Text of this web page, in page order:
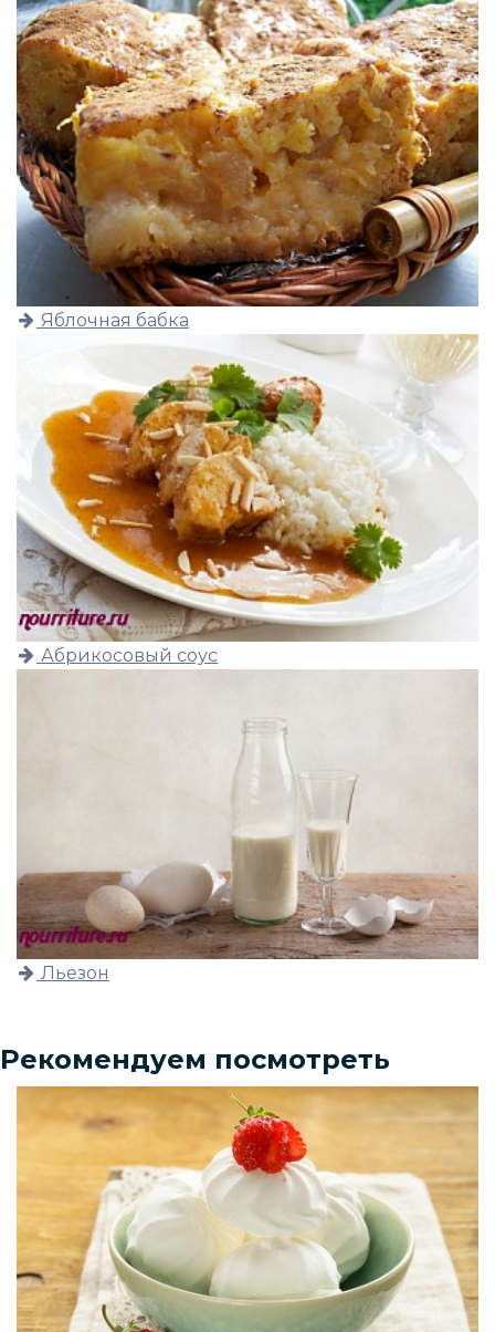
Яблочная бабка
Абрикосовый соус
Льезон
Рекомендуем посмотреть